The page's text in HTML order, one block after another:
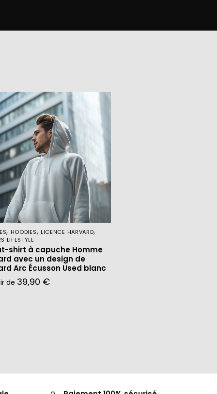
, HOODIES, LICENCE HARVARD,
LIFESTYLE
shirt à capuche Homme
avec un design de
Arc Écusson Used blanc
de 39,90 €